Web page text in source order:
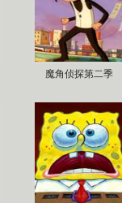
魔角侦探第二季